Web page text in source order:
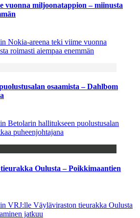
vuonna miljoonatappion – miinusta
Nokia-areena teki viime vuonna
roimasti aiempaa enemmän
osaamista – Dahlbom
Betolarin hallitukseen puolustusalan
puheenjohtajana
Oulusta – Poikkimaantien
VRJ:lle Väyläviraston tieurakka Oulusta
jatkuu